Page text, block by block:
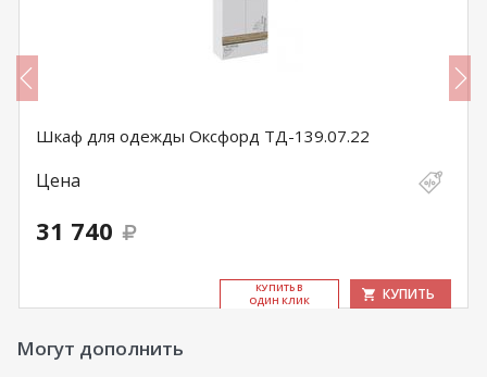
Шкаф для одежды Оксфорд ТД-139.07.22
Цена
31 740
КУ­ПИТЬ В
ОДИН КЛИК
КУПИТЬ
Могут дополнить